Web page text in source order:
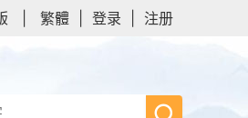
繁體 登录 注册